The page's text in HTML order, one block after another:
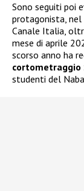
Sono seguiti poi
protagonista,
Canale Italia,
mese di aprile
scorso anno ha
cortometraggio
studenti del